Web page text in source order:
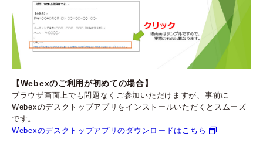
【Webexのご利用が初めての場合】
ブラウザ画面上でも問題なくご参加いただけますが、事前に
Webexのデスクトップアプリをインストールいただくとスムーズ
です。
Webexのデスクトップアプリのダウンロードはこちら